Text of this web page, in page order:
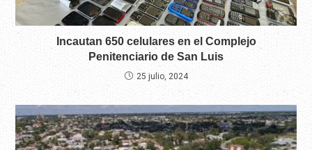
Incautan 650 celulares en el Complejo
Penitenciario de San Luis
25 julio, 2024